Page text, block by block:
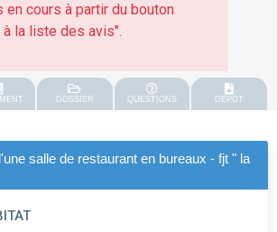
en cours à partir du bouton
à la liste des avis".
DOSSIER QUESTIONS DEPOT
salle de restaurant en bureaux - fjt " la